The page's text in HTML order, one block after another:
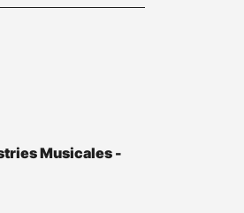
Musicales -